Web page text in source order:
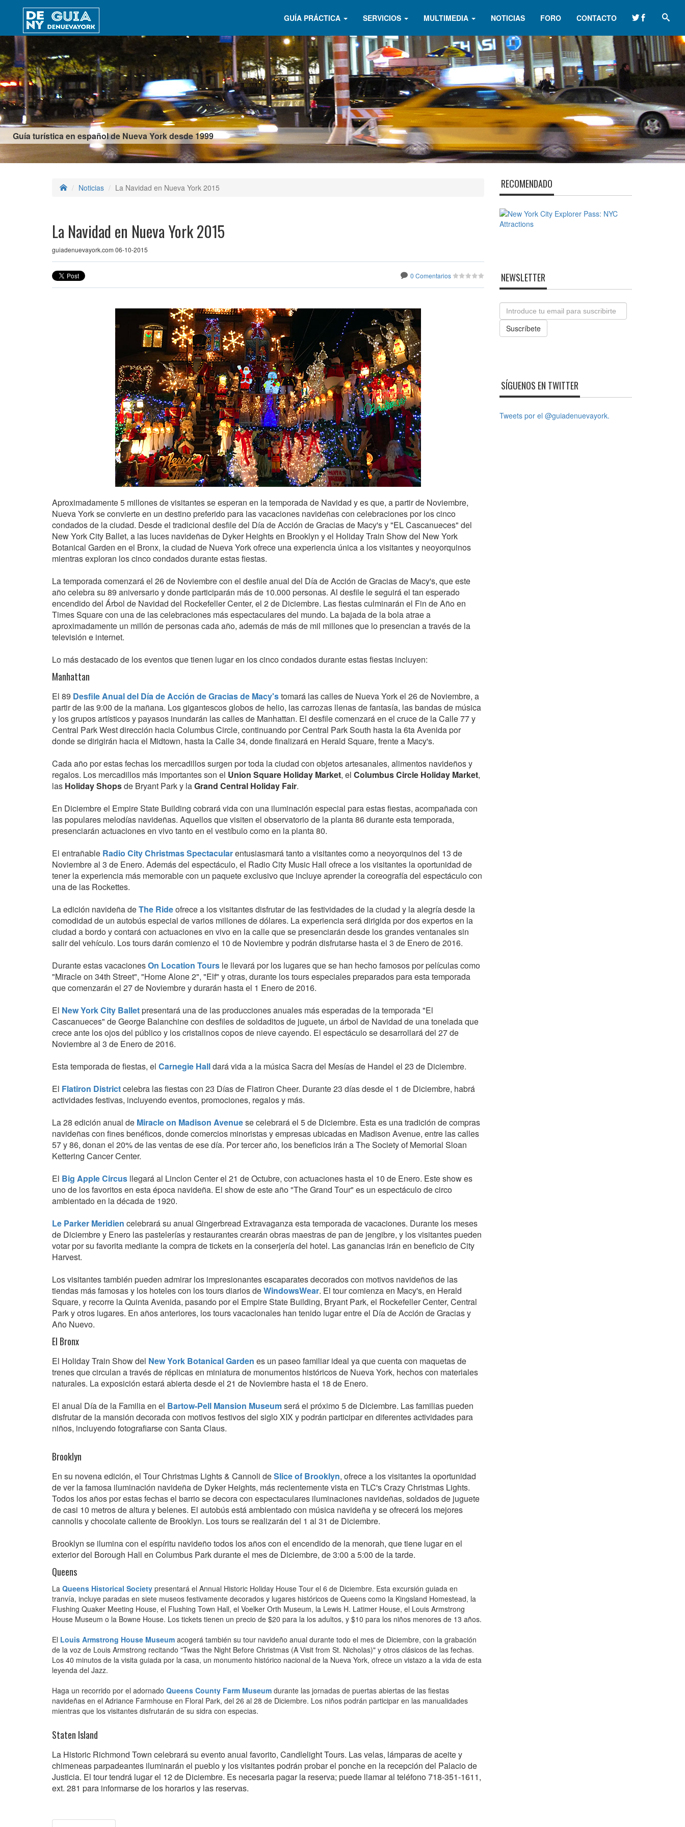
Guía turística en español de Nueva York desde 1999
GUÍA PRÁCTICA SERVICIOS MULTIMEDIA NOTICIAS FORO CONTACTO
Noticias La Navidad en Nueva York 2015
La Navidad en Nueva York 2015
guiadenuevayork.com 06-10-2015
0 Comentarios
Aproximadamente 5 millones de visitantes se esperan en la temporada de Navidad y es que, a partir de Noviembre,
Nueva York se convierte en un destino preferido para las vacaciones navideñas con celebraciones por los cinco
condados de la ciudad. Desde el tradicional desfile del Día de Acción de Gracias de Macy's y "EL Cascanueces" del
New York City Ballet, a las luces navideñas de Dyker Heights en Brooklyn y el Holiday Train Show del New York
Botanical Garden en el Bronx, la ciudad de Nueva York ofrece una experiencia única a los visitantes y neoyorquinos
mientras exploran los cinco condados durante estas fiestas.
La temporada comenzará el 26 de Noviembre con el desfile anual del Día de Acción de Gracias de Macy's, que este
año celebra su 89 aniversario y donde participarán más de 10.000 personas. Al desfile le seguirá el tan esperado
encendido del Árbol de Navidad del Rockefeller Center, el 2 de Diciembre. Las fiestas culminarán el Fin de Año en
Times Square con una de las celebraciones más espectaculares del mundo. La bajada de la bola atrae a
aproximadamente un millón de personas cada año, además de más de mil millones que lo presencian a través de la
televisión e internet.
Lo más destacado de los eventos que tienen lugar en los cinco condados durante estas fiestas incluyen:
Manhattan
El 89 Desfile Anual del Día de Acción de Gracias de Macy'stomará las calles de Nueva York el 26 de Noviembre, a
partir de las 9:00 de la mañana. Los gigantescos globos de helio, las carrozas llenas de fantasía, las bandas de música
y los grupos artísticos y payasos inundarán las calles de Manhattan. El desfile comenzará en el cruce de la Calle 77 y
Central Park West dirección hacia Columbus Circle, continuando por Central Park South hasta la 6ta Avenida por
donde se dirigirán hacia el Midtown, hasta la Calle 34, donde finalizará en Herald Square, frente a Macy's.
Cada año por estas fechas los mercadillos surgen por toda la ciudad con objetos artesanales, alimentos navideños y
regalos. Los mercadillos más importantes son el Union Square Holiday Market, el Columbus Circle Holiday Market,
las Holiday Shopsde Bryant Park y laGrand Central Holiday Fair.
En Diciembre el Empire State Building cobrará vida con una iluminación especial para estas fiestas, acompañada con
las populares melodías navideñas. Aquellos que visiten el observatorio de la planta 86 durante esta temporada,
presenciarán actuaciones en vivo tanto en el vestíbulo como en la planta 80.
El entrañable Radio City Christmas Spectacularentusiasmará tanto a visitantes como a neoyorquinos del 13 de
Noviembre al 3 de Enero. Además del espectáculo, el Radio City Music Hall ofrece a los visitantes la oportunidad de
tener la experiencia más memorable con un paquete exclusivo que incluye aprender la coreografía del espectáculo con
una de las Rockettes.
La edición navideña deThe Rideofrece a los visitantes disfrutar de las festividades de la ciudad y la alegría desde la
comodidad de un autobús especial de varios millones de dólares. La experiencia será dirigida por dos expertos en la
ciudad a bordo y contará con actuaciones en vivo en la calle que se presenciarán desde los grandes ventanales sin
salir del vehículo. Los tours darán comienzo el 10 de Noviembre y podrán disfrutarse hasta el 3 de Enero de 2016.
Durante estas vacacionesOn Location Tours le llevará por los lugares que se han hecho famosos por películas como
"Miracle on 34th Street", "Home Alone 2", "Elf" y otras, durante los tours especiales preparados para esta temporada
que comenzarán el 27 de Noviembre y durarán hasta el 1 Enero de 2016.
El New York City Balletpresentará una de las producciones anuales más esperadas de la temporada "El
Cascanueces" de George Balanchine con desfiles de soldaditos de juguete, un árbol de Navidad de una tonelada que
crece ante los ojos del público y los cristalinos copos de nieve cayendo. El espectáculo se desarrollará del 27 de
Noviembre al 3 de Enero de 2016.
Esta temporada de fiestas, el Carnegie Halldará vida a la música Sacra del Mesías de Handel el 23 de Diciembre.
El Flatiron Districtcelebra las fiestas con 23 Días de Flatiron Cheer. Durante 23 días desde el 1 de Diciembre, habrá
actividades festivas, incluyendo eventos, promociones, regalos y más.
La 28 edición anual de Miracle on Madison Avenuese celebrará el 5 de Diciembre. Esta es una tradición de compras
navideñas con fines benéficos, donde comercios minoristas y empresas ubicadas en Madison Avenue, entre las calles
57 y 86, donan el 20% de las ventas de ese día. Por tercer año, los beneficios irán a The Society of Memorial Sloan
Kettering Cancer Center.
El Big Apple Circus llegará al Linclon Center el 21 de Octubre, con actuaciones hasta el 10 de Enero. Este show es
uno de los favoritos en esta época navideña. El show de este año "The Grand Tour" es un espectáculo de circo
ambientado en la década de 1920.
Le Parker Meridien celebrará su anual Gingerbread Extravaganza esta temporada de vacaciones. Durante los meses
de Diciembre y Enero las pastelerías y restaurantes crearán obras maestras de pan de jengibre, y los visitantes pueden
votar por su favorita mediante la compra de tickets en la conserjería del hotel. Las ganancias irán en beneficio de City
Harvest.
Los visitantes también pueden admirar los impresionantes escaparates decorados con motivos navideños de las
tiendas más famosas y los hoteles con los tours diarios deWindowsWear. El tour comienza en Macy's, en Herald
Square, y recorre la Quinta Avenida, pasando por el Empire State Building, Bryant Park, el Rockefeller Center, Central
Park y otros lugares. En años anteriores, los tours vacacionales han tenido lugar entre el Día de Acción de Gracias y
Año Nuevo.
El Bronx
El Holiday Train Show del New York Botanical Garden es un paseo familiar ideal ya que cuenta con maquetas de
trenes que circulan a través de réplicas en miniatura de monumentos históricos de Nueva York, hechos con materiales
naturales. La exposición estará abierta desde el 21 de Noviembre hasta el 18 de Enero.
El anual Día de la Familia en el Bartow-Pell Mansion Museumserá el próximo 5 de Diciembre. Las familias pueden
disfrutar de la mansión decorada con motivos festivos del siglo XIX y podrán participar en diferentes actividades para
niños, incluyendo fotografiarse con Santa Claus.
Brooklyn
En su novena edición, el Tour Christmas Lights & Cannoli deSlice of Brooklyn, ofrece a los visitantes la oportunidad
de ver la famosa iluminación navideña de Dyker Heights, más recientemente vista en TLC's Crazy Christmas Lights.
Todos los años por estas fechas el barrio se decora con espectaculares iluminaciones navideñas, soldados de juguete
de casi 10 metros de altura y belenes. El autobús está ambientado con música navideña y se ofrecerá los mejores
cannolis y chocolate caliente de Brooklyn. Los tours se realizarán del 1 al 31 de Diciembre.
Brooklyn se ilumina con el espíritu navideño todos los años con el encendido de la menorah, que tiene lugar en el
exterior del Borough Hall en Columbus Park durante el mes de Diciembre, de 3:00 a 5:00 de la tarde.
Queens
La Queens Historical Society presentará el Annual Historic Holiday House Tour el 6 de Diciembre. Esta excursión guiada en
tranvía, incluye paradas en siete museos festivamente decorados y lugares históricos de Queens como la Kingsland Homestead, la
Flushing Quaker Meeting House, el Flushing Town Hall, el Voelker Orth Museum, la Lewis H. Latimer House, el Louis Armstrong
House Museum o la Bowne House. Los tickets tienen un precio de $20 para la los adultos, y $10 para los niños menores de 13 años.
El Louis Armstrong House Museum acogerá también su tour navideño anual durante todo el mes de Diciembre, con la grabación
de la voz de Louis Armstrong recitando "Twas the Night Before Christmas (A Visit from St. Nicholas)" y otros clásicos de las fechas.
Los 40 minutos de la visita guiada por la casa, un monumento histórico nacional de la Nueva York, ofrece un vistazo a la vida de esta
leyenda del Jazz.
Haga un recorrido por el adornado Queens County Farm Museum durante las jornadas de puertas abiertas de las fiestas
navideñas en el Adriance Farmhouse en Floral Park, del 26 al 28 de Diciembre. Los niños podrán participar en las manualidades
mientras que los visitantes disfrutarán de su sidra con especias.
Staten Island
La Historic Richmond Town celebrará su evento anual favorito, Candlelight Tours. Las velas, lámparas de aceite y
chimeneas parpadeantes iluminarán el pueblo y los visitantes podrán probar el ponche en la recepción del Palacio de
Justicia. El tour tendrá lugar el 12 de Diciembre. Es necesaria pagar la reserva; puede llamar al teléfono 718-351-1611,
ext. 281 para informarse de los horarios y las reservas.
RECOMENDADO
NEWSLETTER
Email
Suscríbete
SÍGUENOS EN TWITTER
Tweets por el @guiadenuevayork.